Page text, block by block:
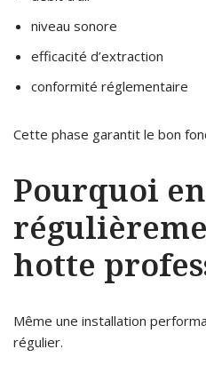
niveau sonore
efficacité d’extraction
conformité réglementaire
Cette phase garantit le bon
Pourquoi
hotte
Même une installation
régulier.